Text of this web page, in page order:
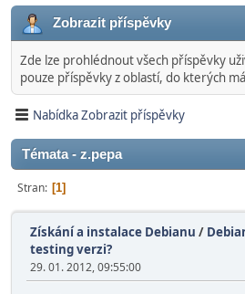
Zobrazit příspěvky
Zde lze prohlédnout všech příspěvky
pouze příspěvky z oblastí, do kterých
Nabídka Zobrazit příspěvky
Témata - z.pepa
Stran 1
Získání a instalace Debianu /
testing verzi?
29. 01. 2012, 09:55:00